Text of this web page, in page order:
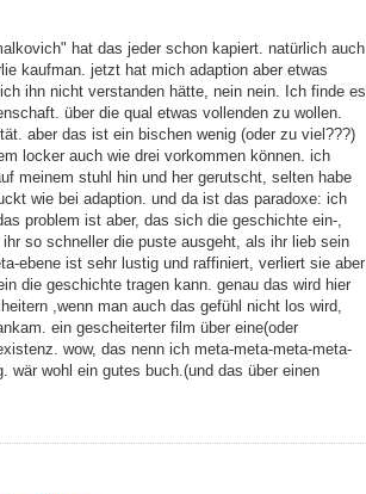
hat das jeder schon kapiert. natürlich auch
kaufman. jetzt hat mich adaption aber etwas
ihn nicht verstanden hätte, nein nein. Ich finde es
über die qual etwas vollenden zu wollen.
aber das ist ein bischen wenig (oder zu viel???)
locker auch wie drei vorkommen können. ich
meinem stuhl hin und her gerutscht, selten habe
wie bei adaption. und da ist das paradoxe: ich
problem ist aber, das sich die geschichte ein-,
so schneller die puste ausgeht, als ihr lieb sein
ebene ist sehr lustig und raffiniert, verliert sie aber
die geschichte tragen kann. genau das wird hier
,wenn man auch das gefühl nicht los wird,
ein gescheiterter film über eine(oder
wow, das nenn ich meta-meta-meta-meta-
wär wohl ein gutes buch.(und das über einen